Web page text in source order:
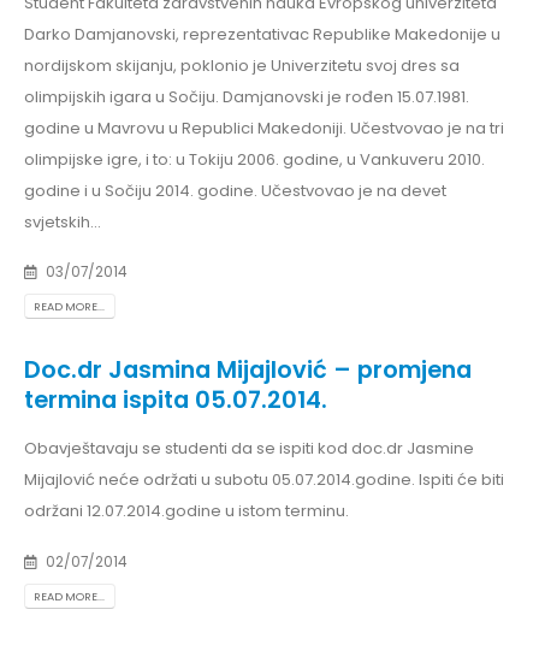
Darko Damjanovski, reprezentativac Republike Makedonije u
nordijskom skijanju, poklonio je Univerzitetu svoj dres sa
olimpijskih igara u Sočiju. Damjanovski je rođen 15.07.1981.
godine u Mavrovu u Republici Makedoniji. Učestvovao je na tri
olimpijske igre, i to: u Tokiju 2006. godine, u Vankuveru 2010.
godine i u Sočiju 2014. godine. Učestvovao je na devet
svjetskih...
03/07/2014
READ MORE...
Doc.dr Jasmina Mijajlović – promjena
termina ispita 05.07.2014.
Obavještavaju se studenti da se ispiti kod doc.dr Jasmine
Mijajlović neće održati u subotu 05.07.2014.godine. Ispiti će biti
održani 12.07.2014.godine u istom terminu.
02/07/2014
READ MORE...